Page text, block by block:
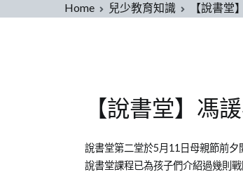
Home 兒少教育知識 【說書堂
【說書堂】馮
Posted
on
Posted
in
Tagged
學
說書堂第二堂於5月11日母親節前夕
說書堂課程已為孩子們介紹過幾則